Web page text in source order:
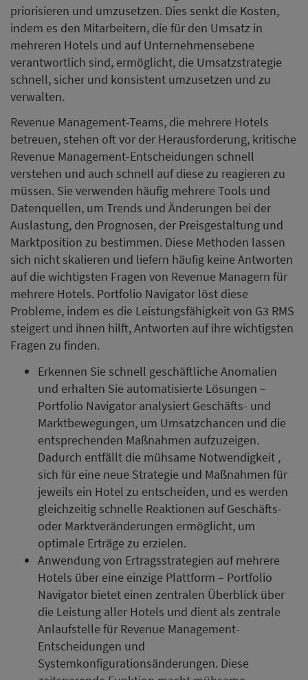
priorisieren und umzusetzen. Dies senkt die Kosten,
indem es den Mitarbeitern, die für den Umsatz in
mehreren Hotels und auf Unternehmensebene
verantwortlich sind, ermöglicht, die Umsatzstrategie
schnell, sicher und konsistent umzusetzen und zu
verwalten.
Revenue Management-Teams, die mehrere Hotels
betreuen, stehen oft vor der Herausforderung, kritische
Revenue Management-Entscheidungen schnell
verstehen und auch schnell auf diese zu reagieren zu
müssen. Sie verwenden häufig mehrere Tools und
Datenquellen, um Trends und Änderungen bei der
Auslastung, den Prognosen, der Preisgestaltung und
Marktposition zu bestimmen. Diese Methoden lassen
sich nicht skalieren und liefern häufig keine Antworten
auf die wichtigsten Fragen von Revenue Managern für
mehrere Hotels. Portfolio Navigator löst diese
Probleme, indem es die Leistungsfähigkeit von G3 RMS
steigert und ihnen hilft, Antworten auf ihre wichtigsten
Fragen zu finden.
Erkennen Sie schnell geschäftliche Anomalien
und erhalten Sie automatisierte Lösungen –
Portfolio Navigator analysiert Geschäfts- und
Marktbewegungen, um Umsatzchancen und die
entsprechenden Maßnahmen aufzuzeigen.
Dadurch entfällt die mühsame Notwendigkeit ,
sich für eine neue Strategie und Maßnahmen für
jeweils ein Hotel zu entscheiden, und es werden
gleichzeitig schnelle Reaktionen auf Geschäfts-
oder Marktveränderungen ermöglicht, um
optimale Erträge zu erzielen.
Anwendung von Ertragsstrategien auf mehrere
Hotels über eine einzige Plattform – Portfolio
Navigator bietet einen zentralen Überblick über
die Leistung aller Hotels und dient als zentrale
Anlaufstelle für Revenue Management-
Entscheidungen und
Systemkonfigurationsänderungen. Diese